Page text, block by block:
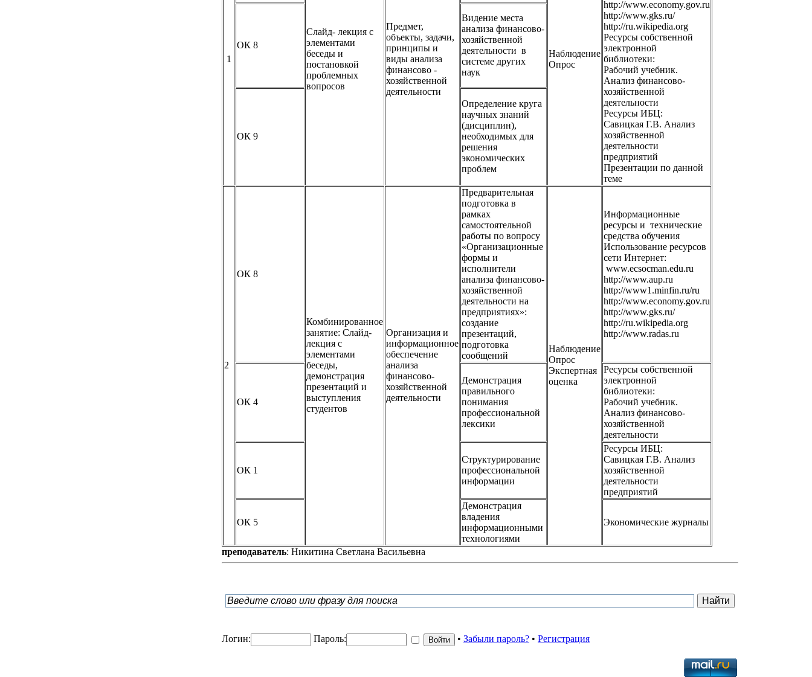
1
Слайд- лекция с
элементами
беседы и
постановкой
проблемных
вопросов
Предмет,
объекты, задачи,
принципы и
виды анализа
финансово -
хозяйственной
деятельности
Наблюдение
Опрос
http://www.economy.gov.ru
http://www.gks.ru/
http://ru.wikipedia.org
Ресурсы собственной
электронной
библиотеки:
Рабочий учебник.
Анализ финансово-
хозяйственной
деятельности
Ресурсы ИБЦ:
Савицкая Г.В. Анализ
хозяйственной
деятельности
предприятий
Презентации по данной
теме
ОК 8
Видение места
анализа финансово-
хозяйственной
деятельности в
системе других
наук
ОК 9
Определение круга
научных знаний
(дисциплин),
необходимых для
решения
экономических
проблем
2
ОК 8
Комбинированное
занятие: Слайд-
лекция с
элементами
беседы,
демонстрация
презентаций и
выступления
студентов
Организация и
информационное
обеспечение
анализа
финансово-
хозяйственной
деятельности
Предварительная
подготовка в
рамках
самостоятельной
работы по вопросу
«Организационные
формы и
исполнители
анализа финансово-
хозяйственной
деятельности на
предприятиях»:
создание
презентаций,
подготовка
сообщений
Наблюдение
Опрос
Экспертная
оценка
Информационные
ресурсы и технические
средства обучения
Использование ресурсов
сети Интернет:
www.ecsocman.edu.ru
http://www.aup.ru
http://www1.minfin.ru/ru
http://www.economy.gov.ru
http://www.gks.ru/
http://ru.wikipedia.org
http://www.radas.ru
ОК 4
Демонстрация
правильного
понимания
профессиональной
лексики
Ресурсы собственной
электронной
библиотеки:
Рабочий учебник.
Анализ финансово-
хозяйственной
деятельности
ОК 1
Структурирование
профессиональной
информации
Ресурсы ИБЦ:
Савицкая Г.В. Анализ
хозяйственной
деятельности
предприятий
ОК 5
Демонстрация
владения
информационными
технологиями
Экономические журналы
преподаватель: Никитина Светлана Васильевна
Логин: Пароль: • Забыли пароль? • Регистрация